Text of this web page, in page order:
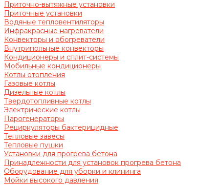
Приточно-вытяжные установки
Приточные установки
Водяные тепловентиляторы
Инфракрасные нагреватели
Конвекторы и обогреватели
Внутрипольные конвекторы
Кондиционеры и сплит-системы
Мобильные кондиционеры
Котлы отопления
Газовые котлы
Дизельные котлы
Твердотопливные котлы
Электрические котлы
Парогенераторы
Рециркуляторы бактерицидные
Тепловые завесы
Тепловые пушки
Установки для прогрева бетона
Принадлежности для установок прогрева бетона
Оборудование для уборки и клининга
Мойки высокого давления